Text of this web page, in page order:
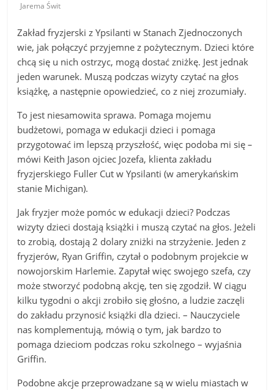
Jarema Świt
Zakład fryzjerski z Ypsilanti w Stanach Zjednoczonych
wie, jak połączyć przyjemne z pożytecznym. Dzieci które
chcą się u nich ostrzyc, mogą dostać zniżkę. Jest jednak
jeden warunek. Muszą podczas wizyty czytać na głos
książkę, a następnie opowiedzieć, co z niej zrozumiały.
To jest niesamowita sprawa. Pomaga mojemu
budżetowi, pomaga w edukacji dzieci i pomaga
przygotować im lepszą przyszłość, więc podoba mi się –
mówi Keith Jason ojciec Jozefa, klienta zakładu
fryzjerskiego Fuller Cut w Ypsilanti (w amerykańskim
stanie Michigan).
Jak fryzjer może pomóc w edukacji dzieci? Podczas
wizyty dzieci dostają książki i muszą czytać na głos. Jeżeli
to zrobią, dostają 2 dolary zniżki na strzyżenie. Jeden z
fryzjerów, Ryan Griffin, czytał o podobnym projekcie w
nowojorskim Harlemie. Zapytał więc swojego szefa, czy
może stworzyć podobną akcję, ten się zgodził. W ciągu
kilku tygodni o akcji zrobiło się głośno, a ludzie zaczęli
do zakładu przynosić książki dla dzieci. – Nauczyciele
nas komplementują, mówią o tym, jak bardzo to
pomaga dzieciom podczas roku szkolnego – wyjaśnia
Griffin.
Podobne akcje przeprowadzane są w wielu miastach w